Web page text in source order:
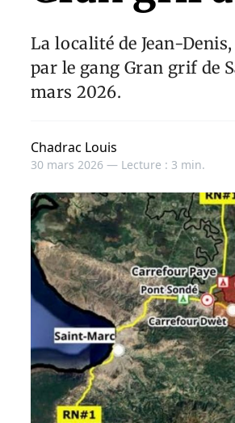
La localité de Jean-
par le gang Gran grif de
mars 2026.
Chadrac Louis
30 mars 2026 — Lecture : 3 min.